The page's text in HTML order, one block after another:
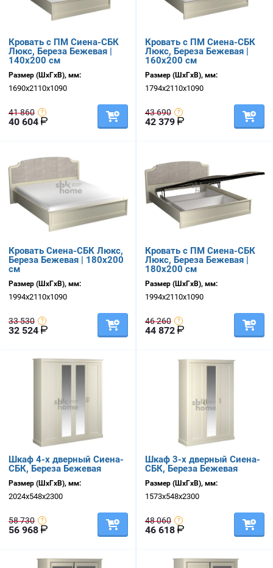
Кровать с ПМ Сиена-СБК
Люкс, Береза Бежевая |
140х200 см
Размер (ШхГхВ), мм:
1690х2110х1090
41 860
40 604
Кровать с ПМ Сиена-СБК
Люкс, Береза Бежевая |
160х200 см
Размер (ШхГхВ), мм:
1794х2110х1090
43 690
42 379
Кровать Сиена-СБК Люкс,
Береза Бежевая | 180х200
см
Размер (ШхГхВ), мм:
1994х2110х1090
33 530
32 524
Кровать с ПМ Сиена-СБК
Люкс, Береза Бежевая |
180х200 см
Размер (ШхГхВ), мм:
1994х2110х1090
46 260
44 872
Шкаф 4-х дверный Сиена-
СБК, Береза Бежевая
Размер (ШхГхВ), мм:
2024х548х2300
58 730
56 968
Шкаф 3-х дверный Сиена-
СБК, Береза Бежевая
Размер (ШхГхВ), мм:
1573х548х2300
48 060
46 618